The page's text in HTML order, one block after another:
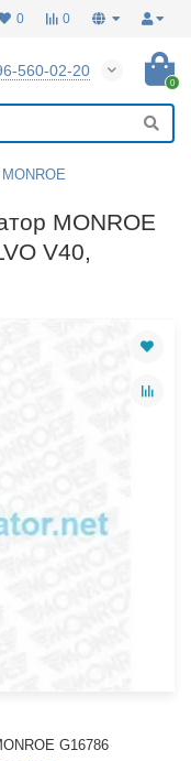
0
0
560-02-20
0
MONROE
V40,
G16786